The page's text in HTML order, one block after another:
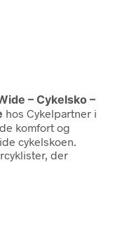
– Cykelsko –
hos Cykelpartner i
komfort og
cykelskoen.
der